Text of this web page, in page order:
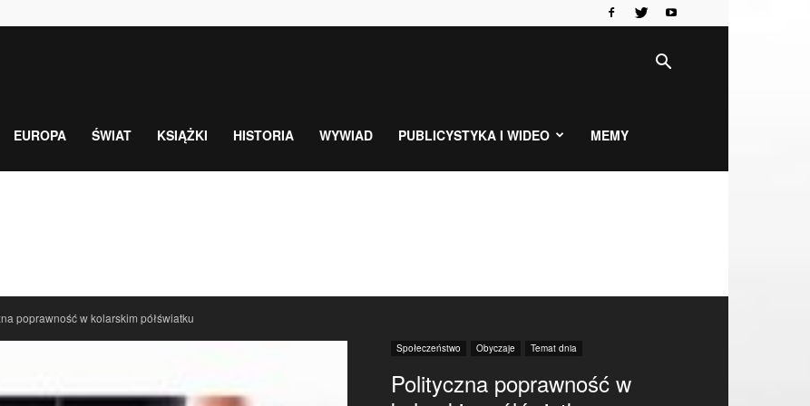
EUROPA ŚWIAT KSIĄŻKI HISTORIA WYWIAD PUBLICYSTYKA I WIDEO MEMY
poprawność w kolarskim półświatku
Społeczeństwo Obyczaje Temat dnia
Polityczna poprawność w